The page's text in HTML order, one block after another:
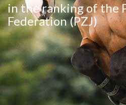
in the ranking of the
Federation (PZJ)